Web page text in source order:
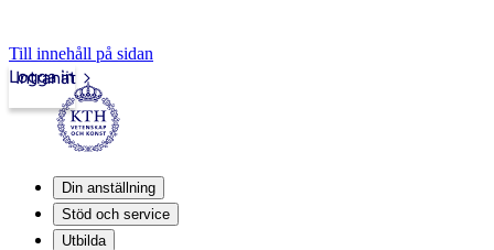
Till innehåll på sidan
Intranät
Logga in
Din anställning
Stöd och service
Utbilda